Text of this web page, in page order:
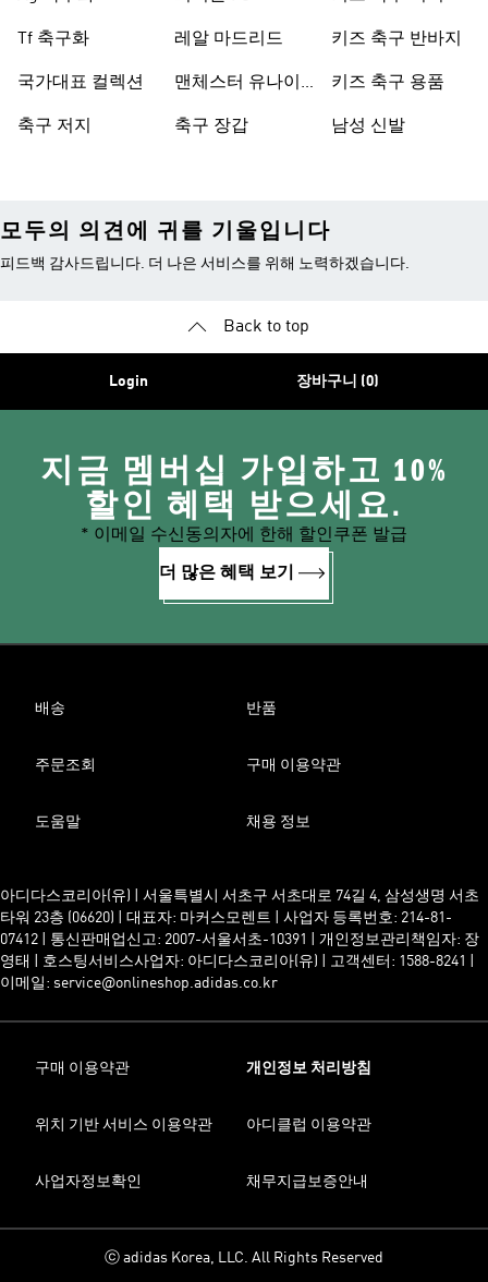
Tf 축구화
국가대표 컬렉션
축구 저지
레알 마드리드
맨체스터 유나이
축구 장갑
키즈 축구 반바지
키즈 축구 용품
남성 신발
모두의 의견에 귀를 기울입니다
피드백 감사드립니다. 더 나은 서비스를 위해 노력하겠습니다.
Back to top
Login 장바구니 (0)
지금 멤버십 가입하고 10%
할인 혜택 받으세요.
* 이메일 수신동의자에 한해 할인쿠폰 발급
더 많은 혜택 보기
배송 반품
주문조회 구매 이용약관
도움말 채용 정보
아디다스코리아(유) | 서울특별시 서초구 서초대로 74길 4, 삼성생명 서초
타워 23층 (06620) | 대표자: 마커스모렌트 | 사업자 등록번호: 214-81-
07412 | 통신판매업신고: 2007-서울서초-10391 | 개인정보관리책임자: 장
영태 | 호스팅서비스사업자: 아디다스코리아(유) | 고객센터: 1588-8241 |
이메일: service@onlineshop.adidas.co.kr
구매 이용약관 개인정보 처리방침
위치 기반 서비스 이용약관 아디클럽 이용약관
사업자정보확인 채무지급보증안내
ⓒ adidas Korea, LLC. All Rights Reserved